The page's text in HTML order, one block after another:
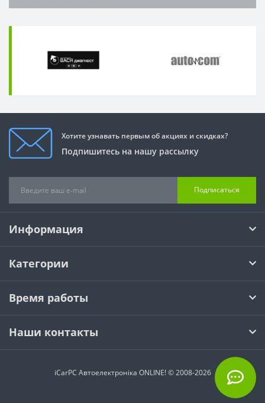
Хотите узнавать первым об акциях и скидках?
Подпишитесь на нашу рассылку
Подписаться
Информация
Категории
Время работы
Наши контакты
iCarPC Автоелектроніка ONLINE! © 2008-2026